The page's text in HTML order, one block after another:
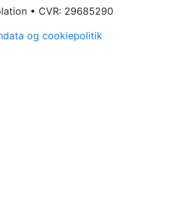
• CVR: 29685290
og cookiepolitik